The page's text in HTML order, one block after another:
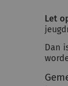
Let
Dan